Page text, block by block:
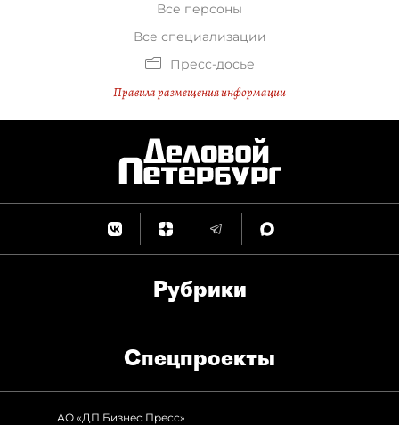
Все персоны
Все специализации
Пресс-досье
Правила размещения информации
Рубрики
Спец­проекты
АО «ДП Бизнес Пресс»